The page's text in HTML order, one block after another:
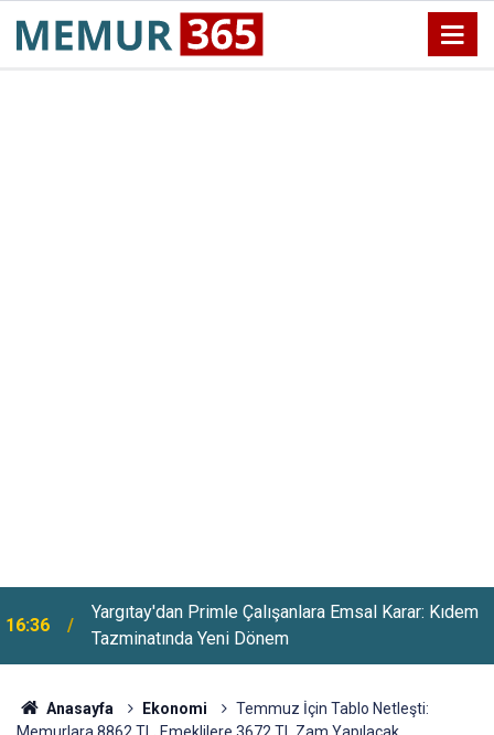
16:36
Yargıtay'dan Primle Çalışanlara Emsal Karar: Kıdem
Tazminatında Yeni Dönem
Anasayfa Ekonomi
Temmuz İçin Tablo Netleşti: